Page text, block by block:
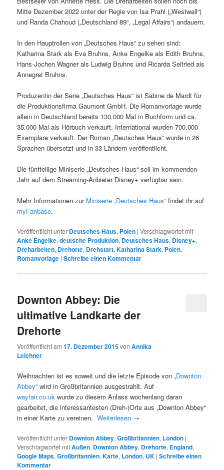
Mitte Dezember 2022 unter der Regie von Isa Prahl („Westwall“)
und Randa Chahoud („Deutschland 89“, „Legal Affairs“) andauern.
In den Hauptrollen von „Deutsches Haus“ zu sehen sind:
Katharina Stark als Eva Bruhns, Anke Engelke als Edith Bruhns,
Hans-Jochen Wagner als Ludwig Bruhns und Ricarda Seifried als
Annegret Bruhns.
Produzentin der Serie „Deutsches Haus“ ist Sabine de Mardt für
die Produktionsfirma Gaumont GmbH. Die Romanvorlage wurde
allein in Deutschland bereits 130.000 Mal in Buchform und ca.
35.000 Mal als Hörbuch verkauft. International wurden 700.000
Exemplare verkauft. Der Roman „Deutsches Haus“ wurde in 26
Sprachen übersetzt und in 33 Ländern veröffentlicht.
Die fünfteilige Miniserie „Deutsches Haus“ soll im kommenden
Jahr auf dem Streaming-Anbieter Disney+ verfügbar sein.
Mehr Informationen zur Miniserie „Deutsches Haus“ findet ihr auf
myFanbase.
Veröffentlicht unter Deutsches Haus, Polen |Verschlagwortet mit
Anke Engelke,deutsche Produktion, Deutsches Haus, Disney+,
Dreharbeiten, Drehorte, Drehstart,Katharina Stark, Polen,
Romanvorlage |Schreibe einen Kommentar
Downton Abbey: Die
ultimative Landkarte der
Drehorte
Veröffentlicht am17. Dezember 2015vonAnnika
Leichner
Weihnachten ist es soweit und die letzte Episode von „Downton
Abbey“ wird in Großbritannien ausgestrahlt. Auf
wayfair.co.uk wurde zu diesem Anlass wochenlang daran
gearbeitet, die interessantesten (Dreh-)Orte aus „Downton Abbey“
in einer Karte zu vereinen.Weiterlesen →
Veröffentlicht unter Downton Abbey,Großbritannien, London |
Verschlagwortet mitAußen, Downton Abbey, Drehorte, England,
Google Maps,Großbritannien,Karte, London, UK |Schreibe einen
Kommentar